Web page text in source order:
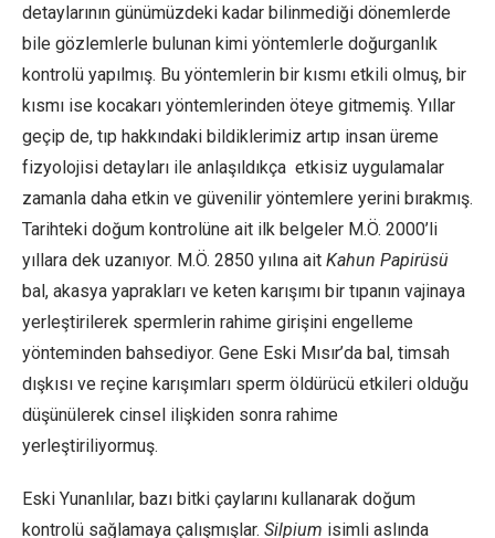
detaylarının günümüzdeki kadar bilinmediği dönemlerde
bile gözlemlerle bulunan kimi yöntemlerle doğurganlık
kontrolü yapılmış. Bu yöntemlerin bir kısmı etkili olmuş, bir
kısmı ise kocakarı yöntemlerinden öteye gitmemiş. Yıllar
geçip de, tıp hakkındaki bildiklerimiz artıp insan üreme
fizyolojisi detayları ile anlaşıldıkça etkisiz uygulamalar
zamanla daha etkin ve güvenilir yöntemlere yerini bırakmış.
Tarihteki doğum kontrolüne ait ilk belgeler M.Ö. 2000’li
yıllara dek uzanıyor. M.Ö. 2850 yılına ait Kahun Papirüsü
bal, akasya yaprakları ve keten karışımı bir tıpanın vajinaya
yerleştirilerek spermlerin rahime girişini engelleme
yönteminden bahsediyor. Gene Eski Mısır’da bal, timsah
dışkısı ve reçine karışımları sperm öldürücü etkileri olduğu
düşünülerek cinsel ilişkiden sonra rahime
yerleştiriliyormuş.
Eski Yunanlılar, bazı bitki çaylarını kullanarak doğum
kontrolü sağlamaya çalışmışlar. Silpium isimli aslında